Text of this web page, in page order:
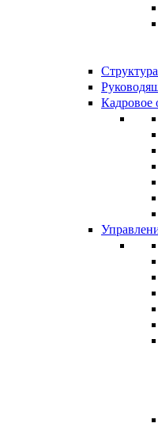
Кадровое